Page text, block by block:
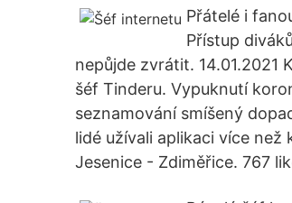
Přátelé i
Přístup
nepůjde zvrátit. 14.01.2021
šéf Tinderu. Vypuknutí
seznamování smíšený
lidé užívali aplikaci více než
Jesenice - Zdiměřice. 767